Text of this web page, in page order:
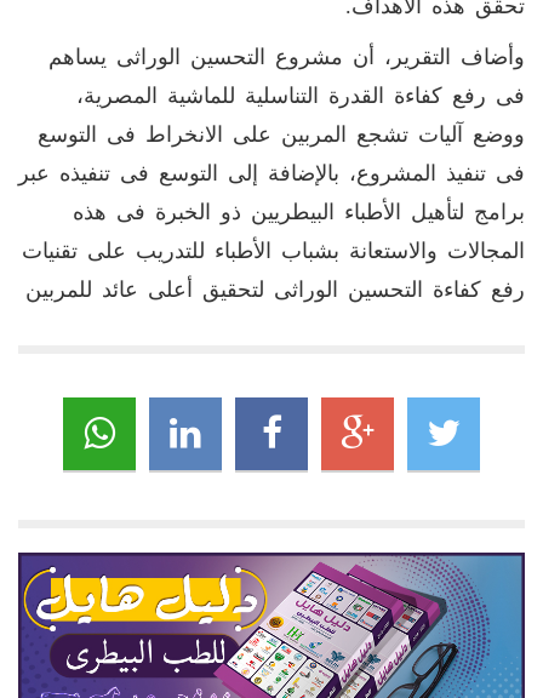
تحقق هذه الأهداف.
وأضاف التقرير، أن مشروع التحسين الوراثى يساهم
فى رفع كفاءة القدرة التناسلية للماشية المصرية،
ووضع آليات تشجع المربين على الانخراط فى التوسع
فى تنفيذ المشروع، بالإضافة إلى التوسع فى تنفيذه عبر
برامج لتأهيل الأطباء البيطريين ذو الخبرة فى هذه
المجالات والاستعانة بشباب الأطباء للتدريب على تقنيات
رفع كفاءة التحسين الوراثى لتحقيق أعلى عائد للمربين